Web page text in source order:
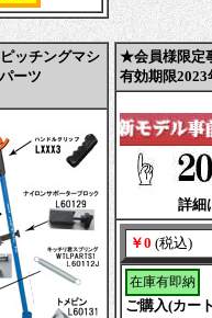
ッチングマシ
ーツ
★会員様限定
有効期限
詳細
￥0 (税込)
在庫有即納
ご購入(カー